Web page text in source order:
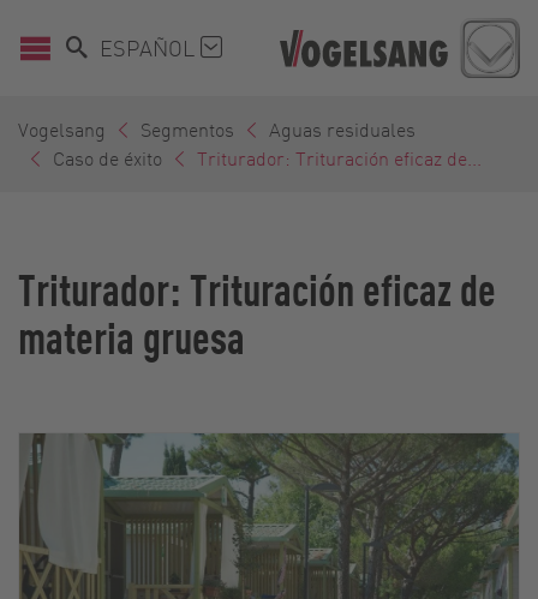
ESPAÑOL
Vogelsang Segmentos
Aguas residuales
Caso de éxito
Triturador: Trituración eficaz de...
Triturador: Trituración eficaz de
materia gruesa